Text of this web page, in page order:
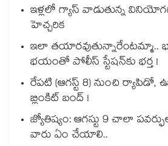
ఇళ్లలో గ్యాస్ వాడుతున్న
హెచ్చరిక
ఇలా తయారవుతున్నారేంటమ్మా..
భయంతో పోలీస్ స్టేషన్⁫కు భర్త !
రేపటి (ఆగస్ట్ 8) నుంచి ర్యాపిడో,
బ్లింకిట్ బంద్ !
జ్యోతిష్యం: ఆగస్టు 9 చాలా
వారు ఏం చేయాలి..